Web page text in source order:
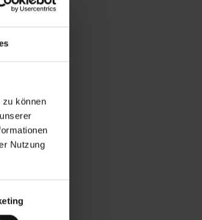
zu können
Nutzung